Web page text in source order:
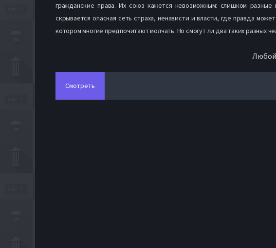
гражданские права. Их союз кажется невозможным: слишком
скрывается опасная сеть страха, ненависти и власти, где правда
котором многие предпочитают молчать. Но смогут ли два таких разных
Любой
Смотреть